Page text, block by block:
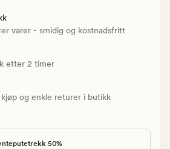
varer - smidig og kostnadsfritt
etter 2 timer
kjøp og enkle returer i butikk
50%